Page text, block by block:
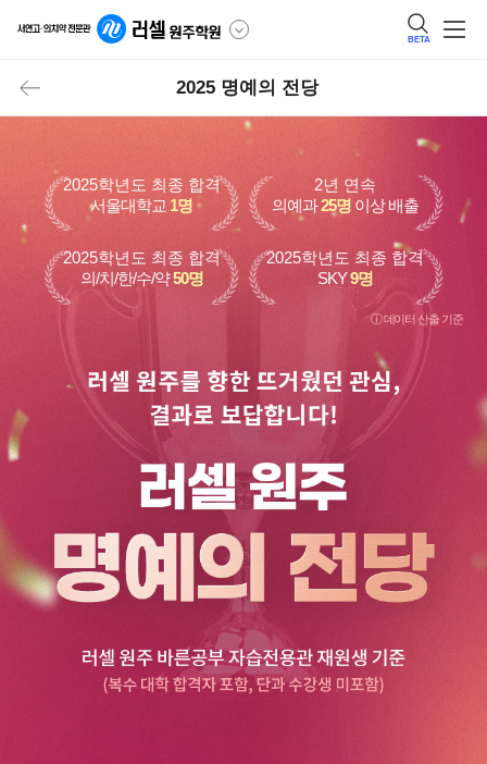
BETA
2025 명예의 전당
2025학년도 최종 합격
서울대학교 1명
2년 연속
의예과25명 이상 배출
2025학년도 최종 합격
의/치/한/수/약50명
2025학년도 최종 합격
SKY9명
ⓘ 데이터 산출 기준